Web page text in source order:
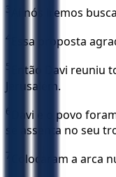
3 Aí nós iremos
4 Essa proposta
5
Então Davi reuniu
Jerusalém.
6
Davi e o povo
se assenta no seu
7 Colocaram a arca